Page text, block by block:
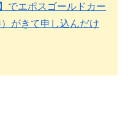
でエポスゴールドカー
がきて申し込んだけ